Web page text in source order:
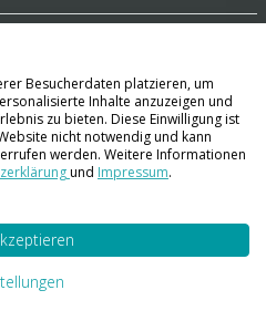
Besucherdaten platzieren, um
Inhalte anzuzeigen und
zu bieten. Diese Einwilligung ist
nicht notwendig und kann
werden. Weitere Informationen
und Impressum.